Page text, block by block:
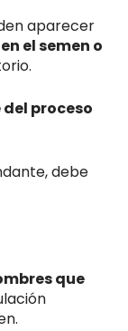
aparecer
el semen o
proceso
debe
que